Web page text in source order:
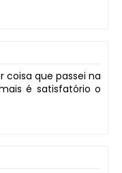
coisa que passei na
é satisfatório o